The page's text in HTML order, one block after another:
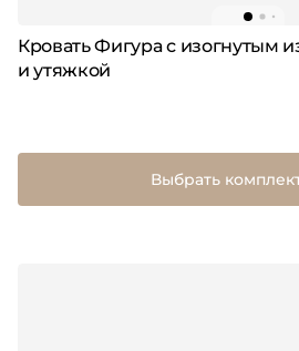
Кровать Фигура с изогнутым
и утяжкой
Выбрать